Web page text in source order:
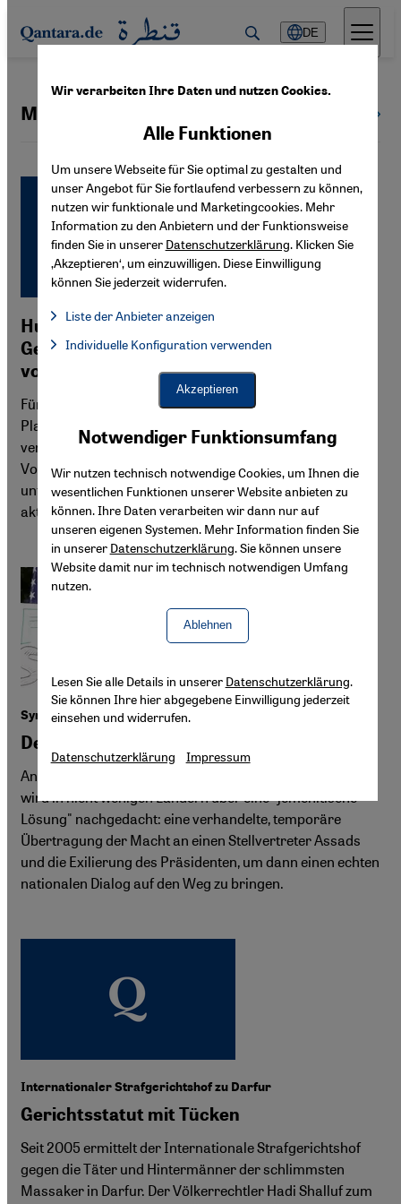
Direkt zum Inhalt springen
DE
Massaker
Human Rights Watch: Noch immer keine
Gerechtigkeit für die Opfer des Massakers
vom Rabaa al-Adawiya-Platz
Fünf Jahre nach dem Massaker vom Rabaa al-Adawiya-
Platz in Kairo haben es die ägyptischen Behörden bislang
versäumt, die verantwortlichen Sicherheitskräfte für ihr
Vorgehen zur Rechenschaft zu ziehen bzw. den Vorfall zu
untersuchen, kritisiert Human Rights Watch in einem
aktuellen Bericht.
Syrien nach dem Massaker von Hula
Der weite Weg zur ''jemenitischen Lösung''
Angesichts der Ausweglosigkeit des Konflikts in Syrien
wird in nicht wenigen Ländern über eine "jemenitische
Lösung" nachgedacht: eine verhandelte, temporäre
Übertragung der Macht an einen Stellvertreter Assads
und die Exilierung des Präsidenten, um dann einen echten
nationalen Dialog auf den Weg zu bringen.
Internationaler Strafgerichtshof zu Darfur
Gerichtsstatut mit Tücken
Seit 2005 ermittelt der Internationale Strafgerichtshof
gegen die Täter und Hintermänner der schlimmsten
Massaker in Darfur. Der Völkerrechtler Hadi Shalluf zum
Wir verarbeiten Ihre Daten und nutzen Cookies.
Notwendiger Funktionsumfang
Wir nutzen technisch notwendige Cookies, um Ihnen die
wesentlichen Funktionen unserer Website anbieten zu
können. Ihre Daten verarbeiten wir dann nur auf
unseren eigenen Systemen. Mehr Information finden Sie
in unserer Datenschutzerklärung. Sie können unsere
Website damit nur im technisch notwendigen Umfang
nutzen.
Ablehnen
Alle Funktionen
Um unsere Webseite für Sie optimal zu gestalten und
unser Angebot für Sie fortlaufend verbessern zu können,
nutzen wir funktionale und Marketingcookies. Mehr
Information zu den Anbietern und der Funktionsweise
finden Sie in unserer Datenschutzerklärung. Klicken Sie
‚Akzeptieren‘, um einzuwilligen. Diese Einwilligung
können Sie jederzeit widerrufen.
Liste der Anbieter anzeigen
Facebook Embed / Facebook Connect, Google Maps Embed,
Facebook Embed / Facebook Connect
Google Maps Embed
Individuelle Konfiguration verwenden
Akzeptieren
Lesen Sie alle Details in unserer Datenschutzerklärung.
Sie können Ihre hier abgegebene Einwilligung jederzeit
einsehen und widerrufen.
Datenschutzerklärung Impressum